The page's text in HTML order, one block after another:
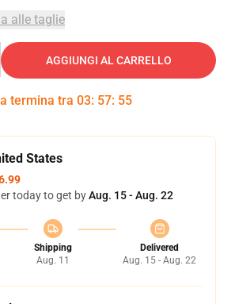
alle taglie
AGGIUNGI AL CARRELLO
termina tra 03: 57: 54
States
today to get byAug. 15 - Aug. 22
Shipping
Aug. 11
Delivered
Aug. 15 - Aug. 22